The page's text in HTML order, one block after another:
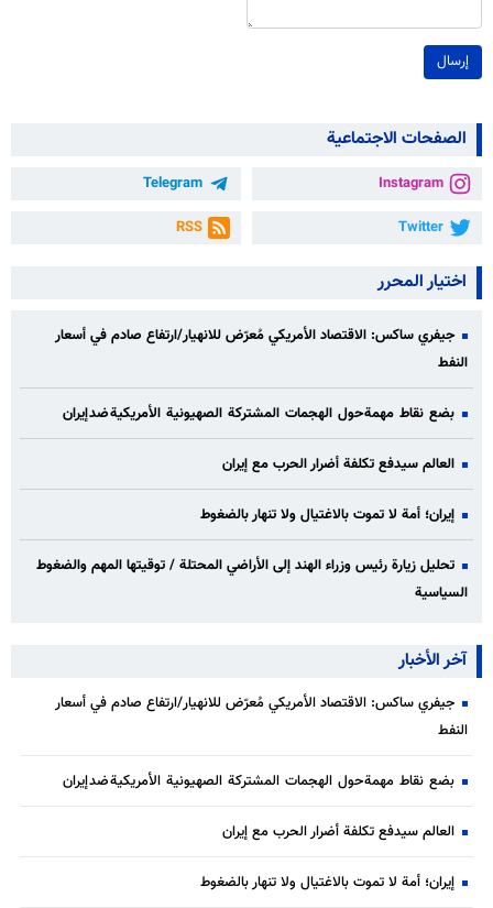
إرسال
الصفحات الاجتماعية
Instagram
Telegram
Twitter
RSS
اختيار المحرر
جيفري ساكس: الاقتصاد الأمريكي مُعرّض للانهيار/ارتفاع صادم في أسعار
النفط
بضع نقاط مهمة حول الهجمات المشتركة الصهيونية الأمريكية ضد إيران
العالم سيدفع تكلفة أضرار الحرب مع إيران
إيران؛ أمة لا تموت بالاغتيال ولا تنهار بالضغوط
تحليل زيارة رئيس وزراء الهند إلى الأراضي المحتلة / توقيتها المهم والضغوط
السياسية
آخر الأخبار
جيفري ساكس: الاقتصاد الأمريكي مُعرّض للانهيار/ارتفاع صادم في أسعار
النفط
بضع نقاط مهمة حول الهجمات المشتركة الصهيونية الأمريكية ضد إيران
العالم سيدفع تكلفة أضرار الحرب مع إيران
إيران؛ أمة لا تموت بالاغتيال ولا تنهار بالضغوط